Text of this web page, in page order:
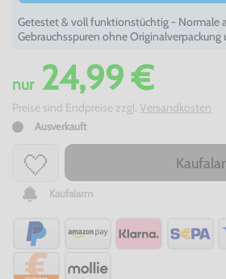
Getestet & voll funktionstüchtig - Normale
Gebrauchsspuren ohne
nur24,99 €
Preise sind Endpreise zzgl. Versandkosten
Ausverkauft
Kaufalarm